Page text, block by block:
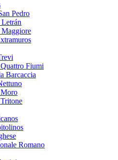
Pedro
Letrán
Maggiore
Fiumi
Barcaccia
Romano